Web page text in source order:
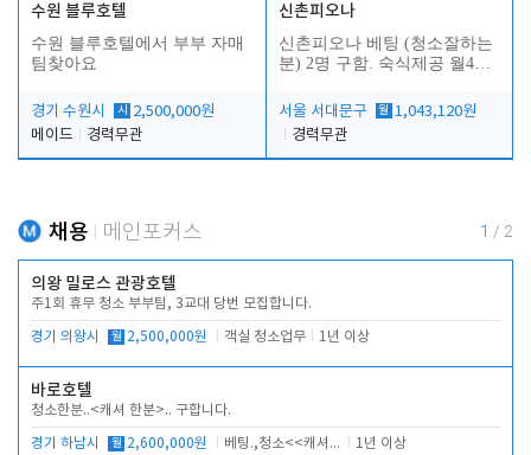
수원 블루호텔
수원 블루호텔에서 부부 자매
팀찾아요
경기 수원시 시
2,500,000원
메이드
경력무관
신촌피오나
신촌피오나 베팅 (청소잘하는
분) 2명 구함. 숙식제공 월4회
서울 서대문구
월 1,043,120원
경력무관
채용 메인포커스 1 / 2
의왕 밀로스 관광호텔
주1회 휴무 청소 부부팀, 3교대 당번 모집합니다.
경기 의왕시 월 2,500,000원 객실 청소업무 1년 이상
바로호텔
청소한분..<캐셔 한분>.. 구합니다.
경기 하남시 월 2,600,000원 베팅.,청소<<캐셔 모셔봅니다. 1년 이상